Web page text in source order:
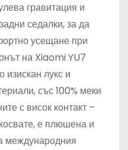
гравитация и
седалки, за да
усещане при
на Xiaomi YU7
лукс и
със 100% меки
с висок контакт –
е плюшена и
международния